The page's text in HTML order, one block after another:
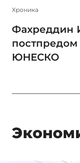
Xроника
Фахреддин
ЮНЕСКО